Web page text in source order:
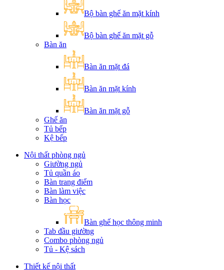
Bộ bàn ghế ăn mặt kính
Bộ bàn ghế ăn mặt gỗ
Bàn ăn
Bàn ăn mặt đá
Bàn ăn mặt kính
Bàn ăn mặt gỗ
Ghế ăn
Tủ bếp
Kệ bếp
Nội thất phòng ngủ
Giường ngủ
Tủ quần áo
Bàn trang điểm
Bàn làm việc
Bàn học
Bàn ghế học thông minh
Tab đầu giường
Combo phòng ngủ
Tủ - Kệ sách
Thiết kế nội thất